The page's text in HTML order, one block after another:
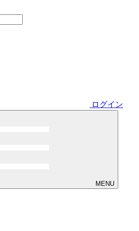
ログイン
MENU